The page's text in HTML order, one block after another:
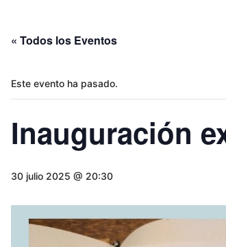
« Todos los Eventos
Este evento ha pasado.
Inauguración
30 julio 2025 @ 20:30